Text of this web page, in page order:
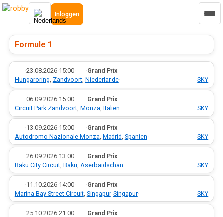
Inloggen
Formule 1
·23.08.2026·15:00· ·Grand Prix
Hungaroring, Zandvoort, Niederlande· SKY
·06.09.2026·15:00· ·Grand Prix
Circuit Park Zandvoort, Monza, Italien· SKY
·13.09.2026·15:00· ·Grand Prix
Autodromo Nazionale Monza, Madrid, Spanien· SKY
·26.09.2026·13:00· ·Grand Prix
Baku City Circuit, Baku, Aserbaidschan· SKY
·11.10.2026·14:00· ·Grand Prix
Marina Bay Street Circuit, Singapur, Singapur· SKY
·25.10.2026·21:00· ·Grand Prix